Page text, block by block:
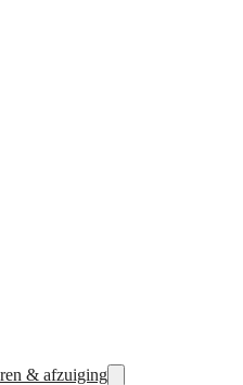
& afzuiging